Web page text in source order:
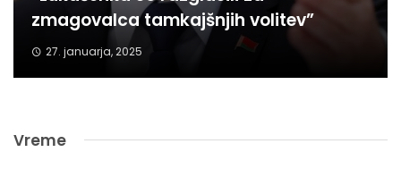
zmagovalca tamkajšnjih volitev”
27. januarja, 2025
Vreme